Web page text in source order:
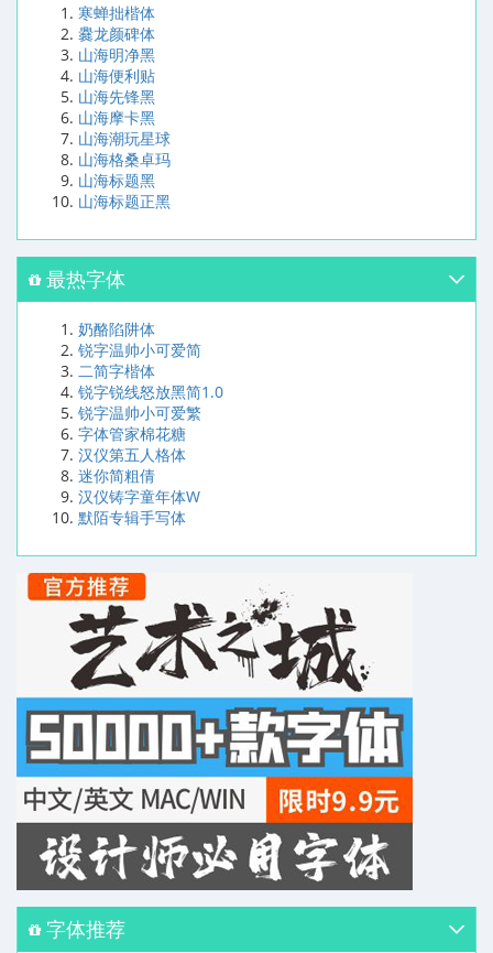
寒蝉拙楷体
爨龙颜碑体
山海明净黑
山海便利贴
山海先锋黑
山海摩卡黑
山海潮玩星球
山海格桑卓玛
山海标题黑
山海标题正黑
最热字体
奶酪陷阱体
锐字温帅小可爱简
二简字楷体
锐字锐线怒放黑简1.0
锐字温帅小可爱繁
字体管家棉花糖
汉仪第五人格体
迷你简粗倩
汉仪铸字童年体W
默陌专辑手写体
字体推荐